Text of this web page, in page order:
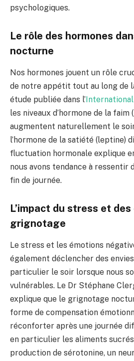
psychologiques.
Le rôle des hormones
nocturne
Nos hormones jouent un rôle
de notre appétit tout au long de
étude publiée dans l’
les niveaux d’hormone de la faim
augmentent naturellement le
l’hormone de la satiété (leptine)
fluctuation hormonale explique
nous avons tendance à ressentir
fin de journée.
L’impact du stress et
grignotage
Le stress et les émotions
également déclencher des
particulier le soir lorsque nous
vulnérables. Le Dr Stéphane
explique que le grignotage
forme de compensation
réconforter après une journée
en particulier les aliments
production de sérotonine, un